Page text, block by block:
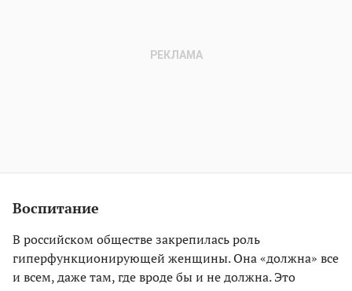
Воспитание
В российском обществе закрепилась роль
гиперфункционирующей женщины. Она «должна» все
и всем, даже там, где вроде бы и не должна. Это